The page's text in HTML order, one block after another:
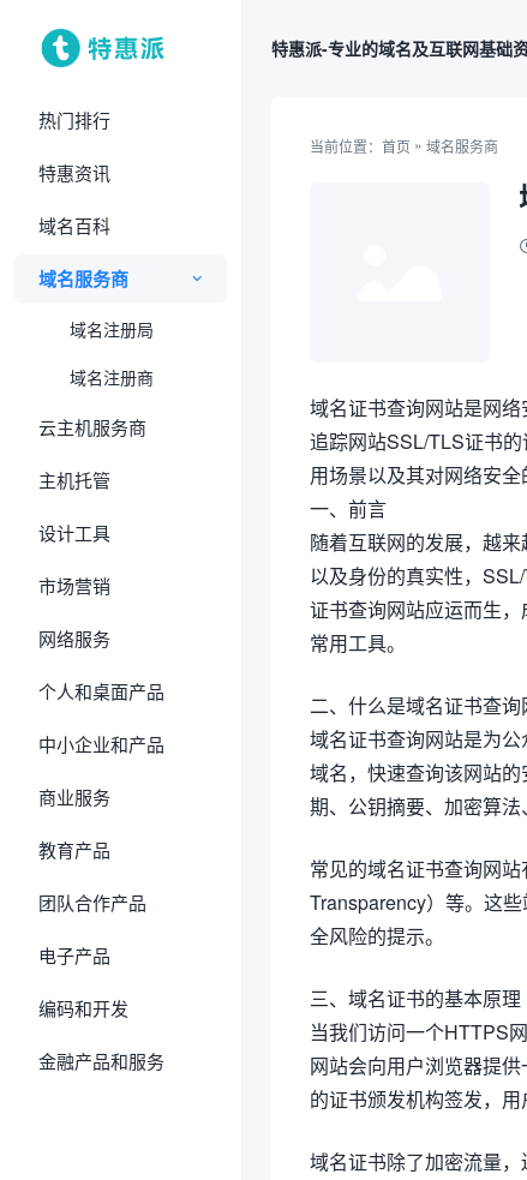
热门排行
特惠资讯
域名百科
域名服务商
域名注册局
域名注册商
云主机服务商
主机托管
设计工具
市场营销
网络服务
个人和桌面产品
中小企业和产品
商业服务
教育产品
团队合作产品
电子产品
编码和开发
金融产品和服务
特惠派-专业的域名及互联网基础
当前位置： 首页 » 域名服务商
域名证书查询网站是网
追踪网站SSL/TLS证书
用场景以及其对网络安
一、前言
随着互联网的发展，越
以及身份的真实性，
证书查询网站应运而生
常用工具。
二、什么是域名证书查询
域名证书查询网站是为
域名，快速查询该网站
期、公钥摘要、加密算法
常见的域名证书查询网
Transparency）等。这
全风险的提示。
三、域名证书的基本原理
当我们访问一个HTTPS
网站会向用户浏览器提
的证书颁发机构签发，
域名证书除了加密流量